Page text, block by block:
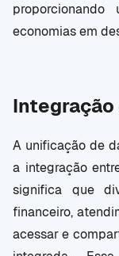
economias em
Integração
A unificação de
a integração
significa que
financeiro,
acessar e